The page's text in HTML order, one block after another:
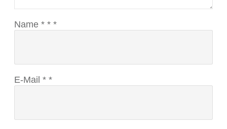
Name * * *
E-Mail * *